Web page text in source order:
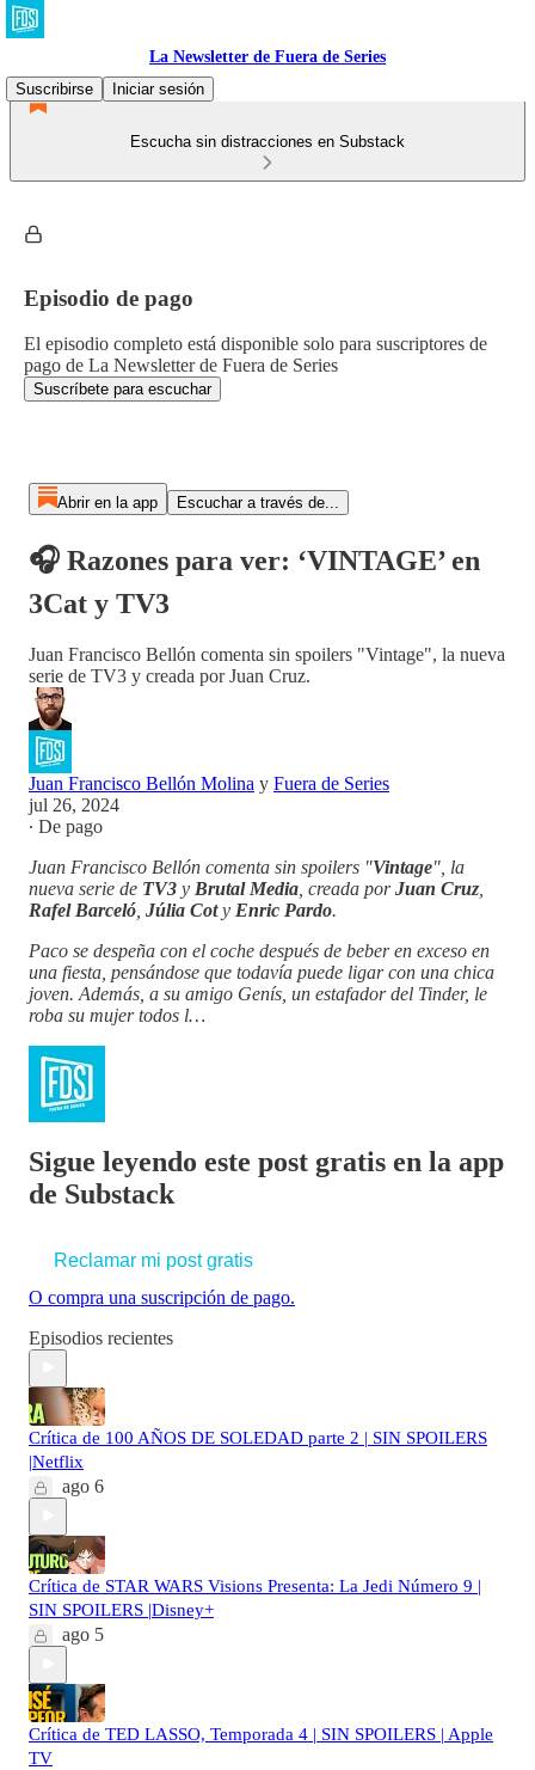
La Newsletter de Fuera de Series
Suscribirse
Iniciar sesión
Escucha sin distracciones en Substack
Episodio de pago
El episodio completo está disponible solo para suscriptores de
pago de La Newsletter de Fuera de Series
Suscríbete para escuchar
Abrir en la app Escuchar a través de...
🎧 Razones para ver: ‘VINTAGE’ en
3Cat y TV3
Juan Francisco Bellón comenta sin spoilers "Vintage", la nueva
serie de TV3 y creada por Juan Cruz.
Juan Francisco Bellón Molina y Fuera de Series
jul 26, 2024
∙ De pago
Juan Francisco Bellón comenta sin spoilers "Vintage", la
nueva serie de TV3 y Brutal Media , creada porJuan Cruz
Rafel Barceló Júlia Coty Enric Pardo.
Paco se despeña con el coche después de beber en exceso en
una fiesta, pensándose que todavía puede ligar con una chica
joven. Además, a su amigo Genís, un estafador del Tinder, le
roba su mujer todos l…
Sigue leyendo este post gratis en la app
de Substack
Reclamar mi post gratis
O compra una suscripción de pago.
Episodios recientes
Crítica de 100 AÑOS DE SOLEDAD parte 2 | SIN SPOILERS
|Netflix
ago 6
Crítica de STAR WARS Visions Presenta: La Jedi Número 9 |
SIN SPOILERS |Disney+
ago 5
Crítica de TED LASSO, Temporada 4 | SIN SPOILERS | Apple
TV